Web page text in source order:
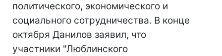
политического, экономического и
социального сотрудничества. В конце
октября Данилов заявил, что
участники "Люблинского